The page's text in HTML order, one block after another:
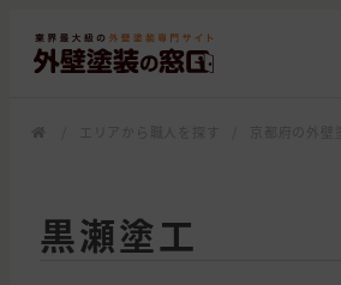
黒瀬塗工